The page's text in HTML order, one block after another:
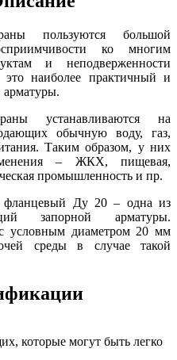
пользуются большой
ко многим
и неподверженности
это наиболее практичный и
арматуры.
устанавливаются на
обычную воду, газ,
Таким образом, у них
– ЖКХ, пищевая,
промышленность и пр.
Ду 20 – одна из
запорной арматуры.
с условным диаметром 20 мм
среды в случае такой
которые могут быть легко